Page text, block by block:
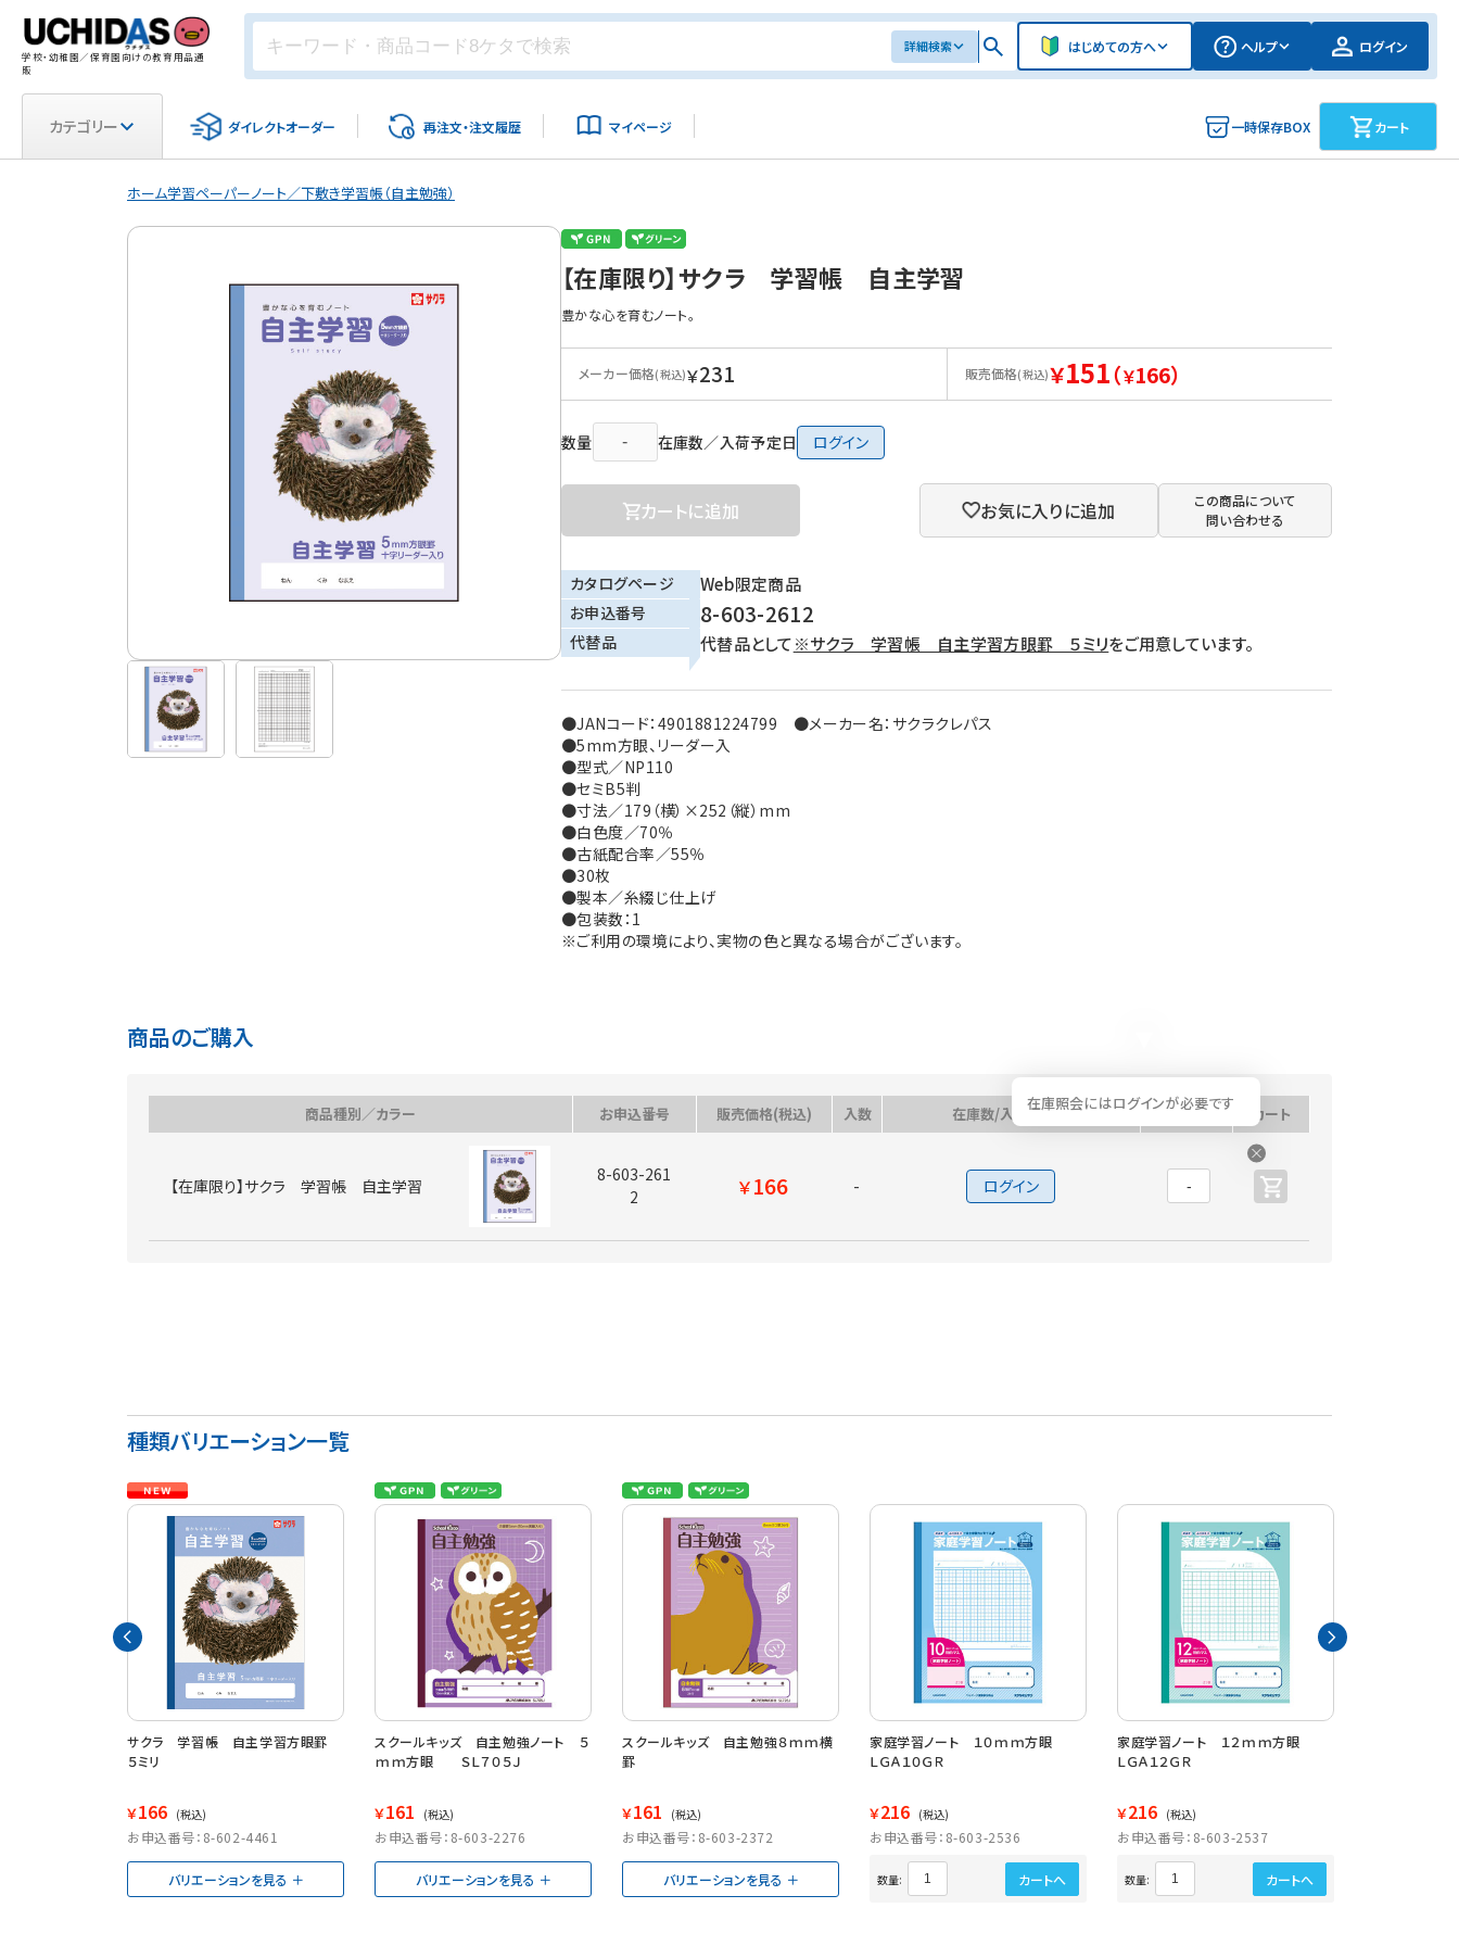
学校・幼稚園／保育園向けの教育用品通
販
詳細検索 はじめての方へ ヘルプ ログイン
カテゴリー ダイレクトオーダー 再注文・注文履歴 マイページ 一時保存BOX カート
ホーム学習ペーパーノート／下敷き学習帳（自主勉強）
【在庫限り】サクラ 学習帳 自主学習
豊かな心を育むノート。
メーカー価格(税込)￥231 販売価格(税込)￥151（￥166）
数量 在庫数／入荷予定日 ログイン
カートに追加 お気に入りに追加
この商品について
問い合わせる
カタログページ Web限定商品
お申込番号 8-603-2612
代替品 代替品として※サクラ 学習帳 自主学習方眼罫 ５ミリをご用意しています。
●JANコード：4901881224799 ●メーカー名：サクラクレパス
●5mm方眼、リーダー入
●型式／NP110
●セミB5判
●寸法／179（横）×252（縦）mm
●白色度／70％
●古紙配合率／55％
●30枚
●製本／糸綴じ仕上げ
●包装数：1
※ご利用の環境により、実物の色と異なる場合がございます。
商品のご購入
商品種別／カラー お申込番号 販売価格(税込) 入数 在庫数/入荷予定日
在庫照会にはログインが必要です
数量 カート
【在庫限り】サクラ 学習帳 自主学習
8-603-261
2
￥166 - ログイン
種類バリエーション一覧
サクラ 学習帳 自主学習方眼罫
５ミリ
￥166 (税込)
お申込番号：8-602-4461
バリエーションを見る
スクールキッズ 自主勉強ノート ５
ｍｍ方眼 ＳＬ７０５Ｊ
￥161 (税込)
お申込番号：8-603-2276
バリエーションを見る
スクールキッズ 自主勉強８ｍｍ横
罫
￥161 (税込)
お申込番号：8-603-2372
バリエーションを見る
家庭学習ノート １０ｍｍ方眼
ＬＧＡ１０ＧＲ
￥216 (税込)
お申込番号：8-603-2536
数量: カートへ
家庭学習ノート １２ｍｍ方眼
ＬＧＡ１２ＧＲ
￥216 (税込)
お申込番号：8-603-2537
数量: カートへ